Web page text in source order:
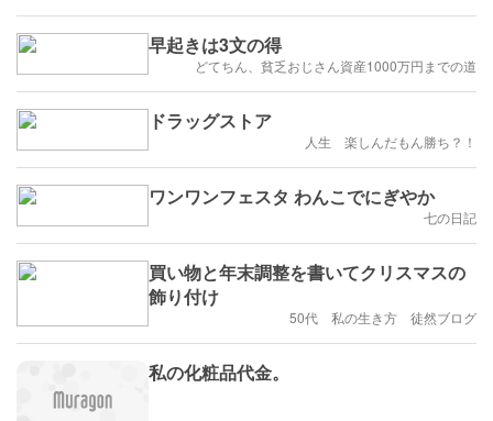
早起きは3文の得
どてちん、貧乏おじさん資産1000万円までの道
ドラッグストア
人生 楽しんだもん勝ち？！
ワンワンフェスタ わんこでにぎやか
七の日記
買い物と年末調整を書いてクリスマスの
飾り付け
50代 私の生き方 徒然ブログ
私の化粧品代金。